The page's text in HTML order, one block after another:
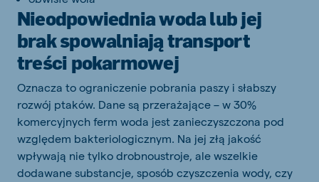
Nieodpowiednia woda lub jej
brak spowalniają transport
treści pokarmowej
Oznacza to ograniczenie pobrania paszy i słabszy
rozwój ptaków. Dane są przerażające – w 30%
komercyjnych ferm woda jest zanieczyszczona pod
względem bakteriologicznym. Na jej złą jakość
wpływają nie tylko drobnoustroje, ale wszelkie
dodawane substancje, sposób czyszczenia wody, czy